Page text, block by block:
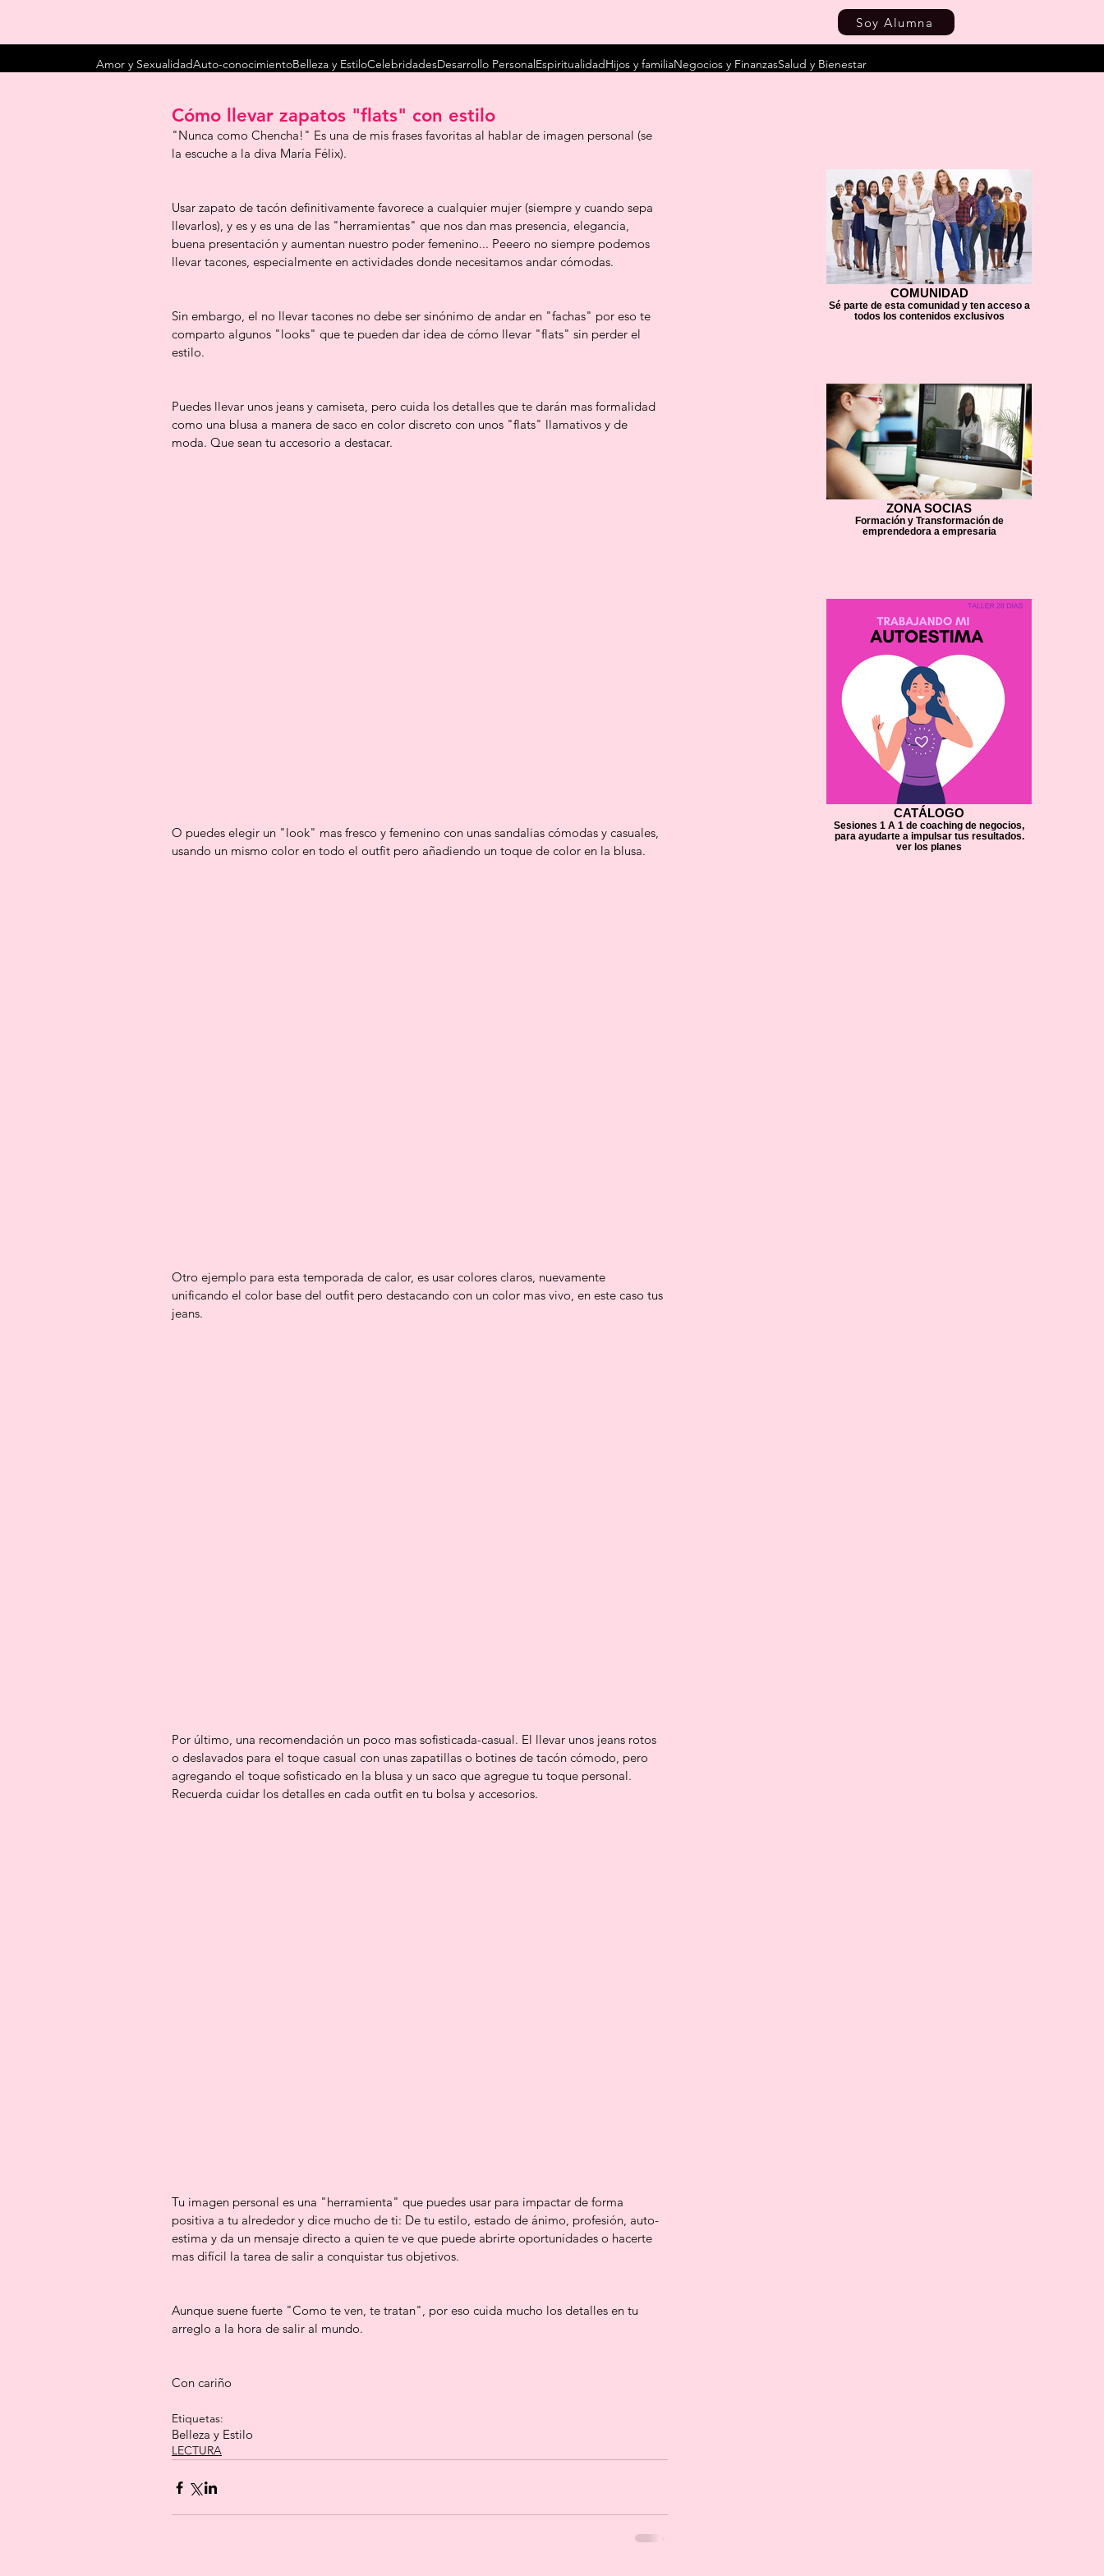
Soy Alumna
Amor y SexualidadAuto-conocimientoBelleza y EstiloCelebridadesDesarrollo PersonalEspiritualidadHijos y familiaNegocios y FinanzasSalud y Bienestar
Cómo llevar zapatos "flats" con estilo
"Nunca como Chencha!" Es una de mis frases favoritas al hablar de imagen personal (se
la escuche a la diva María Félix).
Usar zapato de tacón definitivamente favorece a cualquier mujer (siempre y cuando sepa
llevarlos), y es y es una de las "herramientas" que nos dan mas presencia, elegancia,
buena presentación y aumentan nuestro poder femenino... Peeero no siempre podemos
llevar tacones, especialmente en actividades donde necesitamos andar cómodas.
Sin embargo, el no llevar tacones no debe ser sinónimo de andar en "fachas" por eso te
comparto algunos "looks" que te pueden dar idea de cómo llevar "flats" sin perder el
estilo.
Puedes llevar unos jeans y camiseta, pero cuida los detalles que te darán mas formalidad
como una blusa a manera de saco en color discreto con unos "flats" llamativos y de
moda. Que sean tu accesorio a destacar.
O puedes elegir un "look" mas fresco y femenino con unas sandalias cómodas y casuales,
usando un mismo color en todo el outfit pero añadiendo un toque de color en la blusa.
Otro ejemplo para esta temporada de calor, es usar colores claros, nuevamente
unificando el color base del outfit pero destacando con un color mas vivo, en este caso tus
jeans.
Por último, una recomendación un poco mas sofisticada-casual. El llevar unos jeans rotos
o deslavados para el toque casual con unas zapatillas o botines de tacón cómodo, pero
agregando el toque sofisticado en la blusa y un saco que agregue tu toque personal.
Recuerda cuidar los detalles en cada outfit en tu bolsa y accesorios.
Tu imagen personal es una "herramienta" que puedes usar para impactar de forma
positiva a tu alrededor y dice mucho de ti: De tu estilo, estado de ánimo, profesión, auto-
estima y da un mensaje directo a quien te ve que puede abrirte oportunidades o hacerte
mas difícil la tarea de salir a conquistar tus objetivos.
Aunque suene fuerte "Como te ven, te tratan", por eso cuida mucho los detalles en tu
arreglo a la hora de salir al mundo.
Con cariño
Etiquetas:
Belleza y Estilo
LECTURA
COMUNIDAD
Sé parte de esta comunidad y ten acceso a
todos los contenidos exclusivos
ZONA SOCIAS
Formación y Transformación de
emprendedora a empresaria
CATÁLOGO
Sesiones 1 A 1 de coaching de negocios,
para ayudarte a impulsar tus resultados.
ver los planes